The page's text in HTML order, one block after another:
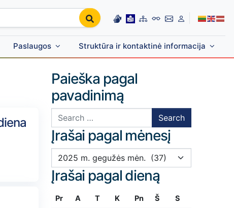
Paslaugos Struktūra ir kontaktinė informacija
Paieška pagal
pavadinimą
Search for:
Įrašai pagal mėnesį
Įrašai pagal mėnesį
Įrašai pagal dieną
Pr A T K Pn Š S